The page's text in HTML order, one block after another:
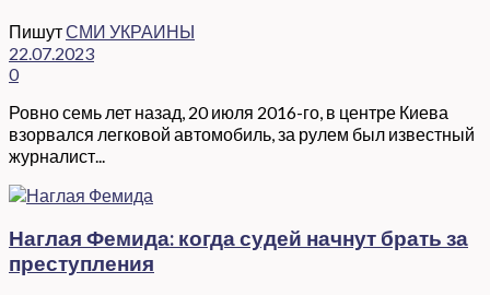
ПишутСМИ УКРАИНЫ
22.07.2023
0
Ровно семь лет назад, 20 июля 2016-го, в центре Киева
взорвался легковой автомобиль, за рулем был известный
журналист...
Наглая Фемида: когда судей начнут брать за
преступления